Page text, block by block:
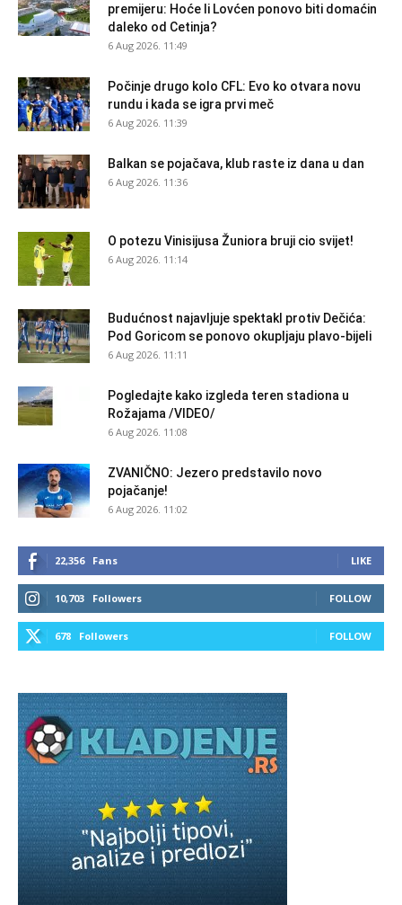
premijeru: Hoće li Lovćen ponovo biti domaćin
daleko od Cetinja?
6 Aug 2026. 11:49
Počinje drugo kolo CFL: Evo ko otvara novu
rundu i kada se igra prvi meč
6 Aug 2026. 11:39
Balkan se pojačava, klub raste iz dana u dan
6 Aug 2026. 11:36
O potezu Vinisijusa Žuniora bruji cio svijet!
6 Aug 2026. 11:14
Budućnost najavljuje spektakl protiv Dečića:
Pod Goricom se ponovo okupljaju plavo-bijeli
6 Aug 2026. 11:11
Pogledajte kako izgleda teren stadiona u
Rožajama /VIDEO/
6 Aug 2026. 11:08
ZVANIČNO: Jezero predstavilo novo
pojačanje!
6 Aug 2026. 11:02
22,356 Fans LIKE
10,703 Followers FOLLOW
678 Followers FOLLOW